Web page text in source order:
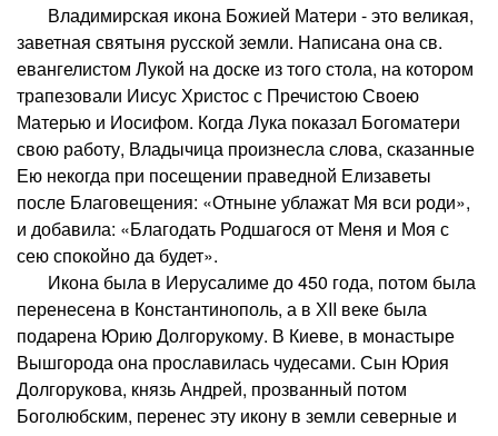
Владимирская икона Божией Матери - это великая,
заветная святыня русской земли. Написана она св.
евангелистом Лукой на доске из того стола, на котором
трапезовали Иисус Христос с Пречистою Своею
Матерью и Иосифом. Когда Лука показал Богоматери
свою работу, Владычица произнесла слова, сказанные
Ею некогда при посещении праведной Елизаветы
после Благовещения: «Отныне ублажат Мя вси роди»,
и добавила: «Благодать Родшагося от Меня и Моя с
сею спокойно да будет».
Икона была в Иерусалиме до 450 года, потом была
перенесена в Константинополь, а в ХII веке была
подарена Юрию Долгорукому. В Киеве, в монастыре
Вышгорода она прославилась чудесами. Сын Юрия
Долгорукова, князь Андрей, прозванный потом
Боголюбским, перенес эту икону в земли северные и